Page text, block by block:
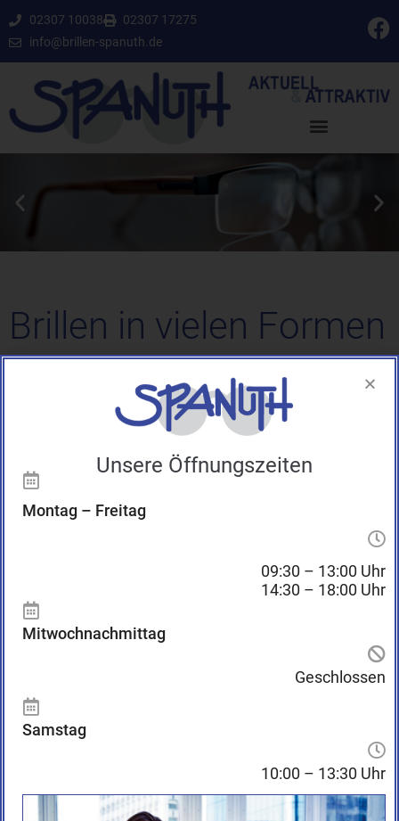
02307 10038
02307 17275
info@brillen-spanuth.de
Brillen in vielen Formen
und Farben
Wer die Wahl hat, hat die …
Brillengestelle von namhaften Herstellern stehen Ihnen
in großer Auswahl zur Verfügung.
Sonnenbrillen in allen aktuellen Formen und Farben.
info@brillen-spanuth.de
Anfahrt:
Ihr Weg zu uns
Unsere Öffnungszeiten
Montag – Freitag
09:30 – 13:00 Uhr
14:30 – 18:00 Uhr
Mitwochnachmittag
Geschlossen
Samstag
10:00 – 13:30 Uhr